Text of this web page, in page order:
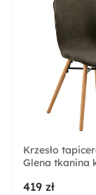
Metal
Wysokość:
45 cm
Szerokość:
Liczba sztuk
1
Krzesło
Glena tkanina
419 zł